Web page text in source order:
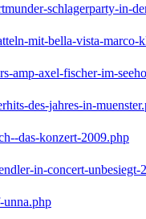
schlagerparty-in-
mit-bella-vista-marco-
amp-axel-fischer-im-
des-jahres-in-
das-konzert-2009.php
in-concert-unbesiegt-
unna.php